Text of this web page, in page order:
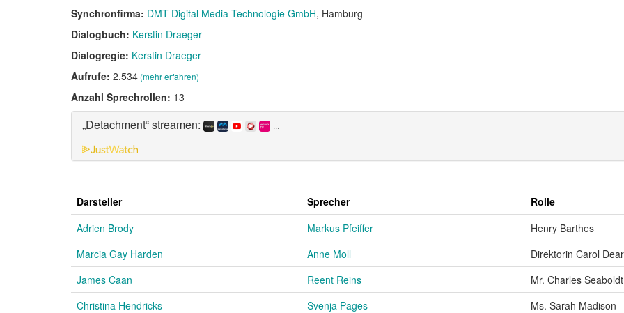
Synchronfirma: DMT Digital Media Technologie GmbH, Hamburg
Dialogbuch: Kerstin Draeger
Dialogregie: Kerstin Draeger
Aufrufe: 2.534(mehr erfahren)
Anzahl Sprechrollen: 13
„Detachment“ streamen: ...
Darsteller Sprecher
Rolle
Adrien Brody
Markus Pfeiffer
Henry Barthes
Marcia Gay Harden
Anne Moll
Direktorin Carol
James Caan
Reent Reins
Mr. Charles Seaboldt
Christina Hendricks
Svenja Pages
Ms. Sarah Madison